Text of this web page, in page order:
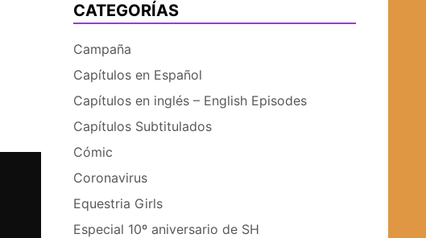
SUBMENÚ SUBMENÚ
CATEGORÍAS
Campaña
Capítulos en Español
Capítulos en inglés – English Episodes
Capítulos Subtitulados
Cómic
Coronavirus
Equestria Girls
Especial 10º aniversario de SH